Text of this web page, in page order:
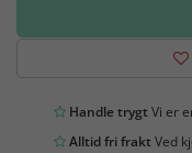
Handle trygtVi er
Alltid fri fraktVed